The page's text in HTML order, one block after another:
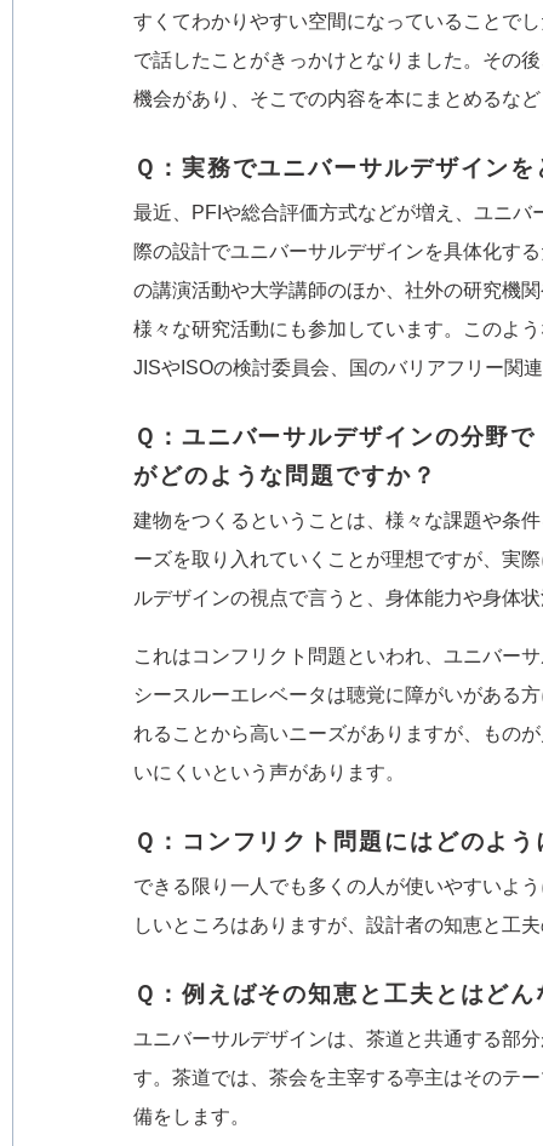
すくてわかりやすい空間になっていることで
で話したことがきっかけとなりました。その
機会があり、そこでの内容を本にまとめるな
Ｑ：実務でユニバーサルデザイン
最近、PFIや総合評価方式などが増え、ユニ
際の設計でユニバーサルデザインを具体化す
の講演活動や大学講師のほか、社外の研究機
様々な研究活動にも参加しています。このよ
JISやISOの検討委員会、国のバリアフリー関
Ｑ：ユニバーサルデザインの分野
がどのような問題ですか？
建物をつくるということは、様々な課題や条
ーズを取り入れていくことが理想ですが、実
ルデザインの視点で言うと、身体能力や身体
これはコンフリクト問題といわれ、ユニバー
シースルーエレベータは聴覚に障がいがある
れることから高いニーズがありますが、もの
いにくいという声があります。
Ｑ：コンフリクト問題にはどのよ
できる限り一人でも多くの人が使いやすいよ
しいところはありますが、設計者の知恵と工
Ｑ：例えばその知恵と工夫とはど
ユニバーサルデザインは、茶道と共通する部
す。茶道では、茶会を主宰する亭主はそのテ
備をします。